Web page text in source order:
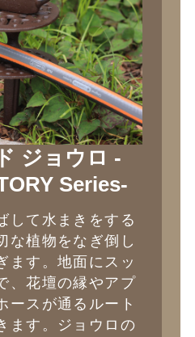
ジョウロ -
Series-
して水まきをする
な植物をなぎ倒し
ます。地面にスッ
、花壇の縁やアプ
ースが通るルート
ます。ジョウロの